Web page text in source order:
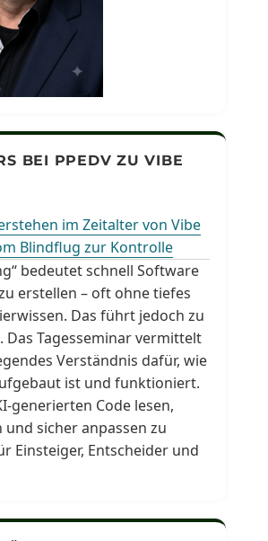
BEI PPEDV ZU VIBE
im Zeitalter von Vibe
Blindflug zur Kontrolle
bedeutet schnell Software
erstellen – oft ohne tiefes
Das führt jedoch zu
Das Tagesseminar vermittelt
Verständnis dafür, wie
ist und funktioniert.
generierten Code lesen,
und sicher anpassen zu
Einsteiger, Entscheider und